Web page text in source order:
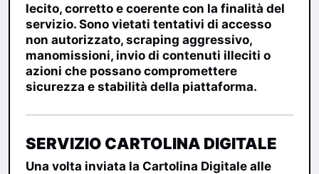
lecito, corretto e coerente con la finalità del
servizio. Sono vietati tentativi di accesso
non autorizzato, scraping aggressivo,
manomissioni, invio di contenuti illeciti o
azioni che possano compromettere
sicurezza e stabilità della piattaforma.
SERVIZIO CARTOLINA DIGITALE
Una volta inviata la Cartolina Digitale alle